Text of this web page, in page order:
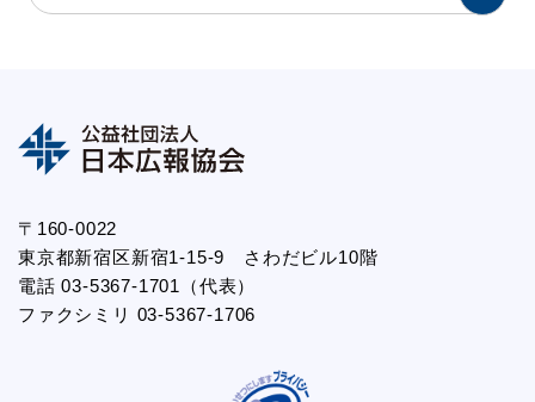
〒160-0022
東京都新宿区新宿1-15-9 さわだビル10階
電話 03-5367-1701（代表）
ファクシミリ 03-5367-1706